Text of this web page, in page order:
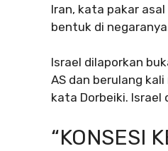
Iran, kata pakar
bentuk di
Israel dilaporkan
AS dan berulang
kata Dorbeiki. Israel
“KONSESI